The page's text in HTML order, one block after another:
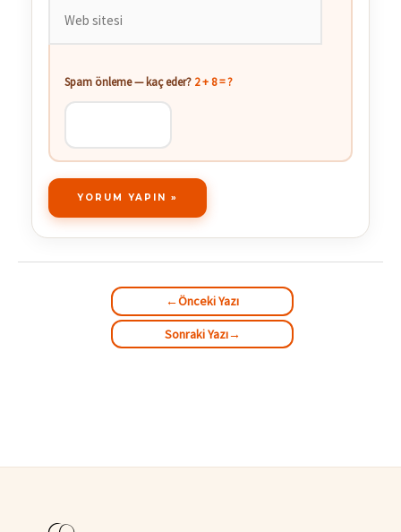
Spam önleme — kaç eder? 2 + 8 = ?
←Önceki Yazı
Sonraki Yazı→